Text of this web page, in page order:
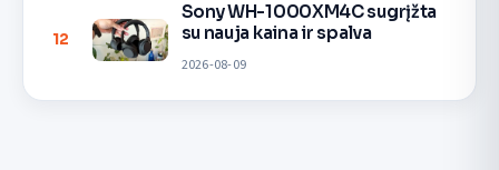
12
Sony WH-1000XM4C sugrįžta
su nauja kaina ir spalva
2026-08-09